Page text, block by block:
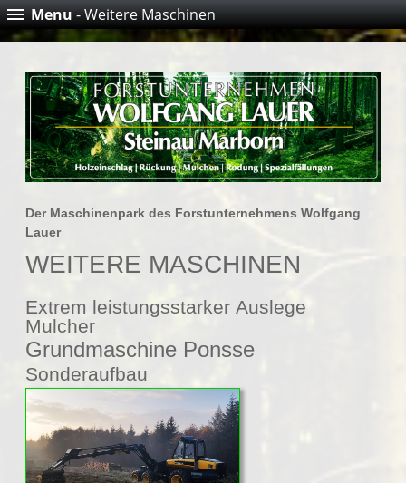
Menu- Weitere Maschinen
Der Maschinenpark des Forstunternehmens Wolfgang
Lauer
WEITERE MASCHINEN
Extrem leistungsstarker Auslege
Mulcher
Grundmaschine Ponsse
Sonderaufbau